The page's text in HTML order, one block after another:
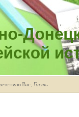
Вас Гость